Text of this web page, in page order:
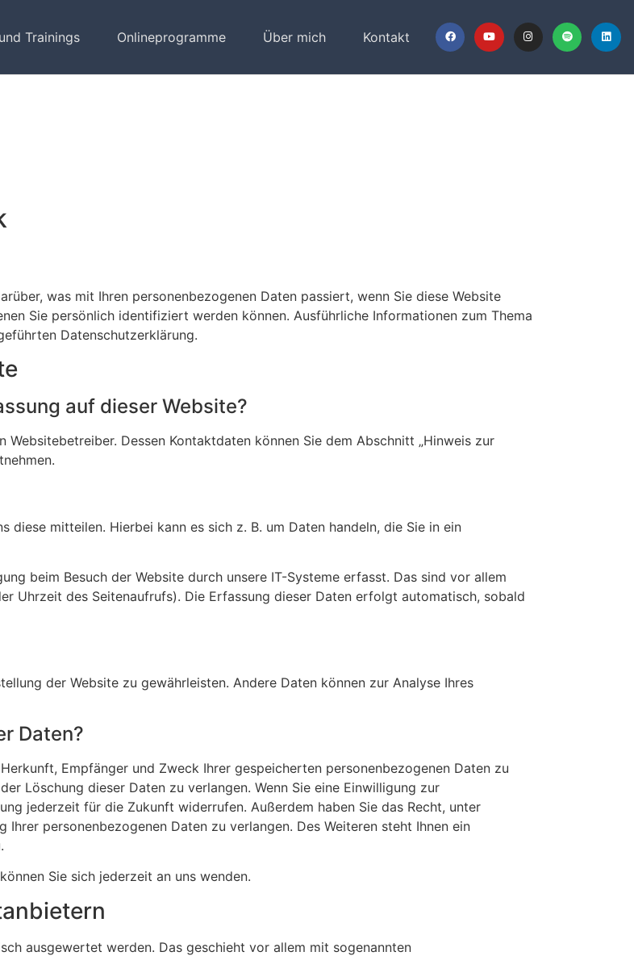
Trainings Onlineprogramme Über mich Kontakt
was mit Ihren personenbezogenen Daten passiert, wenn Sie diese Website
Sie persönlich identifiziert werden können. Ausführliche Informationen zum Thema
Datenschutzerklärung.
auf dieser Website?
Dessen Kontaktdaten können Sie dem Abschnitt „Hinweis zur
diese mitteilen. Hierbei kann es sich z. B. um Daten handeln, die Sie in ein
beim Besuch der Website durch unsere IT-Systeme erfasst. Das sind vor allem
Uhrzeit des Seitenaufrufs). Die Erfassung dieser Daten erfolgt automatisch, sobald
der Website zu gewährleisten. Andere Daten können zur Analyse Ihres
Daten?
Empfänger und Zweck Ihrer gespeicherten personenbezogenen Daten zu
Löschung dieser Daten zu verlangen. Wenn Sie eine Einwilligung zur
jederzeit für die Zukunft widerrufen. Außerdem haben Sie das Recht, unter
personenbezogenen Daten zu verlangen. Des Weiteren steht Ihnen ein
Sie sich jederzeit an uns wenden.
ausgewertet werden. Das geschieht vor allem mit sogenannten